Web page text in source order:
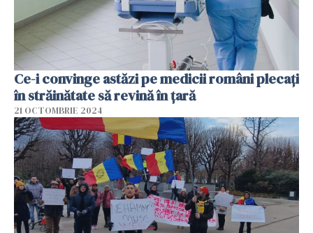
Ce-i convinge astăzi pe medicii români plecați
în străinătate să revină în țară
21 OCTOMBRIE 2024